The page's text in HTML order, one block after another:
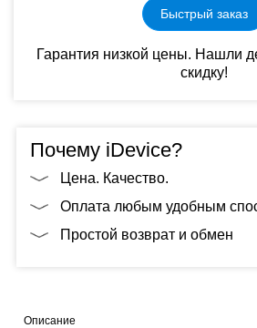
Быстрый заказ
Гарантия низкой цены. Нашли
скидку!
Почему iDevice?
Цена. Качество.
Оплата любым удобным
Простой возврат и обмен
Описание